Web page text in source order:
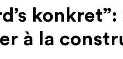
à la